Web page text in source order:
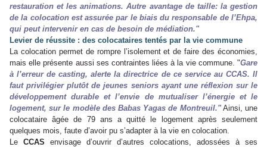
restauration et les animations. Autre avantage de taille: la gestion
de la colocation est assurée par le biais du responsable de l’Ehpa,
qui peut intervenir en cas de besoin de médiation."
Levier de réussite : des colocataires tentés par la vie commune
La colocation permet de rompre l’isolement et de faire des économies,
mais elle présente aussi ses contraintes liées à la vie commune. "Gare
à l’erreur de casting, alerte la directrice de ce service au CCAS. Il
faut privilégier plutôt de jeunes seniors ayant une réflexion sur le
développement durable et l’envie de mutualiser l’énergie et le
logement, sur le modèle des Babas Yagas de Montreuil."Ainsi, une
colocataire âgée de 79 ans a quitté le logement après seulement
quelques mois, faute d’avoir pu s’adapter à la vie en colocation.
Le CCAS envisage d’ouvrir d’autres colocations, adossées à ses